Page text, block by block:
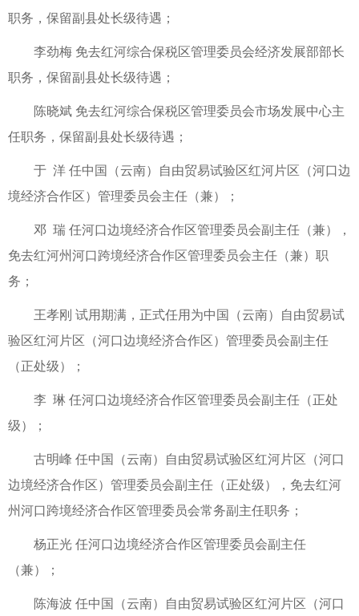
职务，保留副县处长级待遇；
李劲梅 免去红河综合保税区管理委员会经济发展部部长
职务，保留副县处长级待遇；
陈晓斌 免去红河综合保税区管理委员会市场发展中心主
任职务，保留副县处长级待遇；
于 洋 任中国（云南）自由贸易试验区红河片区（河口边
境经济合作区）管理委员会主任（兼）；
邓 瑞 任河口边境经济合作区管理委员会副主任（兼），
免去红河州河口跨境经济合作区管理委员会主任（兼）职
务；
王孝刚 试用期满，正式任用为中国（云南）自由贸易试
验区红河片区（河口边境经济合作区）管理委员会副主任
（正处级）；
李 琳 任河口边境经济合作区管理委员会副主任（正处
级）；
古明峰 任中国（云南）自由贸易试验区红河片区（河口
边境经济合作区）管理委员会副主任（正处级），免去红河
州河口跨境经济合作区管理委员会常务副主任职务；
杨正光 任河口边境经济合作区管理委员会副主任
（兼）；
陈海波 任中国（云南）自由贸易试验区红河片区（河口